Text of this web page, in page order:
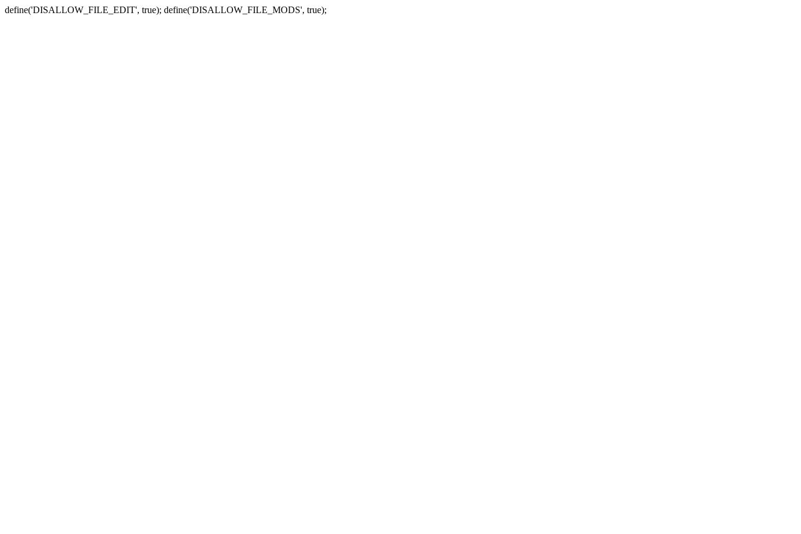
define('DISALLOW_FILE_EDIT', true); define('DISALLOW_FILE_MODS', true);